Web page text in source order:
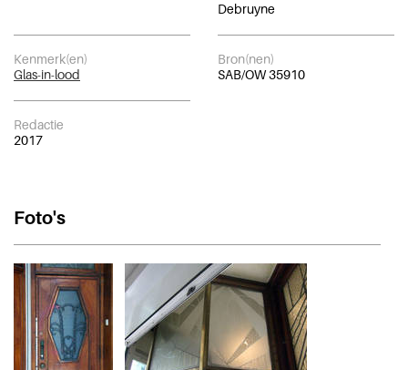
Debruyne
Kenmerk(en)
Glas-in-lood
Bron(nen)
SAB/OW 35910
Redactie
2017
Foto's